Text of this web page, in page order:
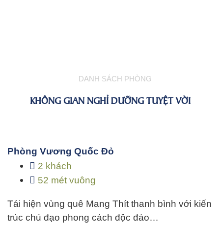
DANH SÁCH PHÒNG
KHÔNG GIAN NGHỈ DƯỠNG TUYỆT VỜI
Phòng Vương Quốc Đỏ
2 khách
52 mét vuông
Tái hiện vùng quê Mang Thít thanh bình với kiến
trúc chủ đạo phong cách độc đáo…